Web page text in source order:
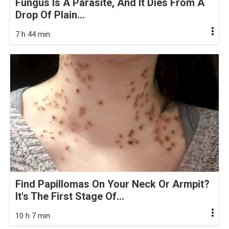
Fungus Is A Parasite, And It Dies From A
Drop Of Plain...
7 h 44 min
Find Papillomas On Your Neck Or Armpit?
It's The First Stage Of...
10 h 7 min